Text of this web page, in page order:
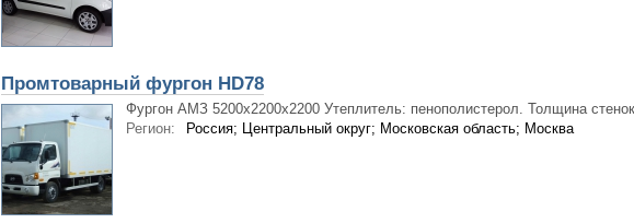
Промтоварный фургон HD78
Фургон АМЗ 5200х2200х2200 Утеплитель: пенополистерол. Толщина
Регион:
Россия; Центральный округ; Московская область; Москва